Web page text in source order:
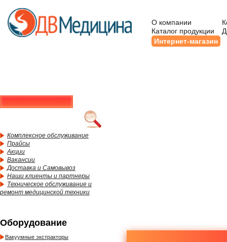
О компании
Каталог продукции
Интернет-магазин
Комплексное обслуживание
Прайсы
Акции
Вакансии
Доставка и Самовывоз
Наши клиенты и партнеры
Техническое обслуживание и
ремонт медицинской техники
Оборудование
Вакуумные экстракторы